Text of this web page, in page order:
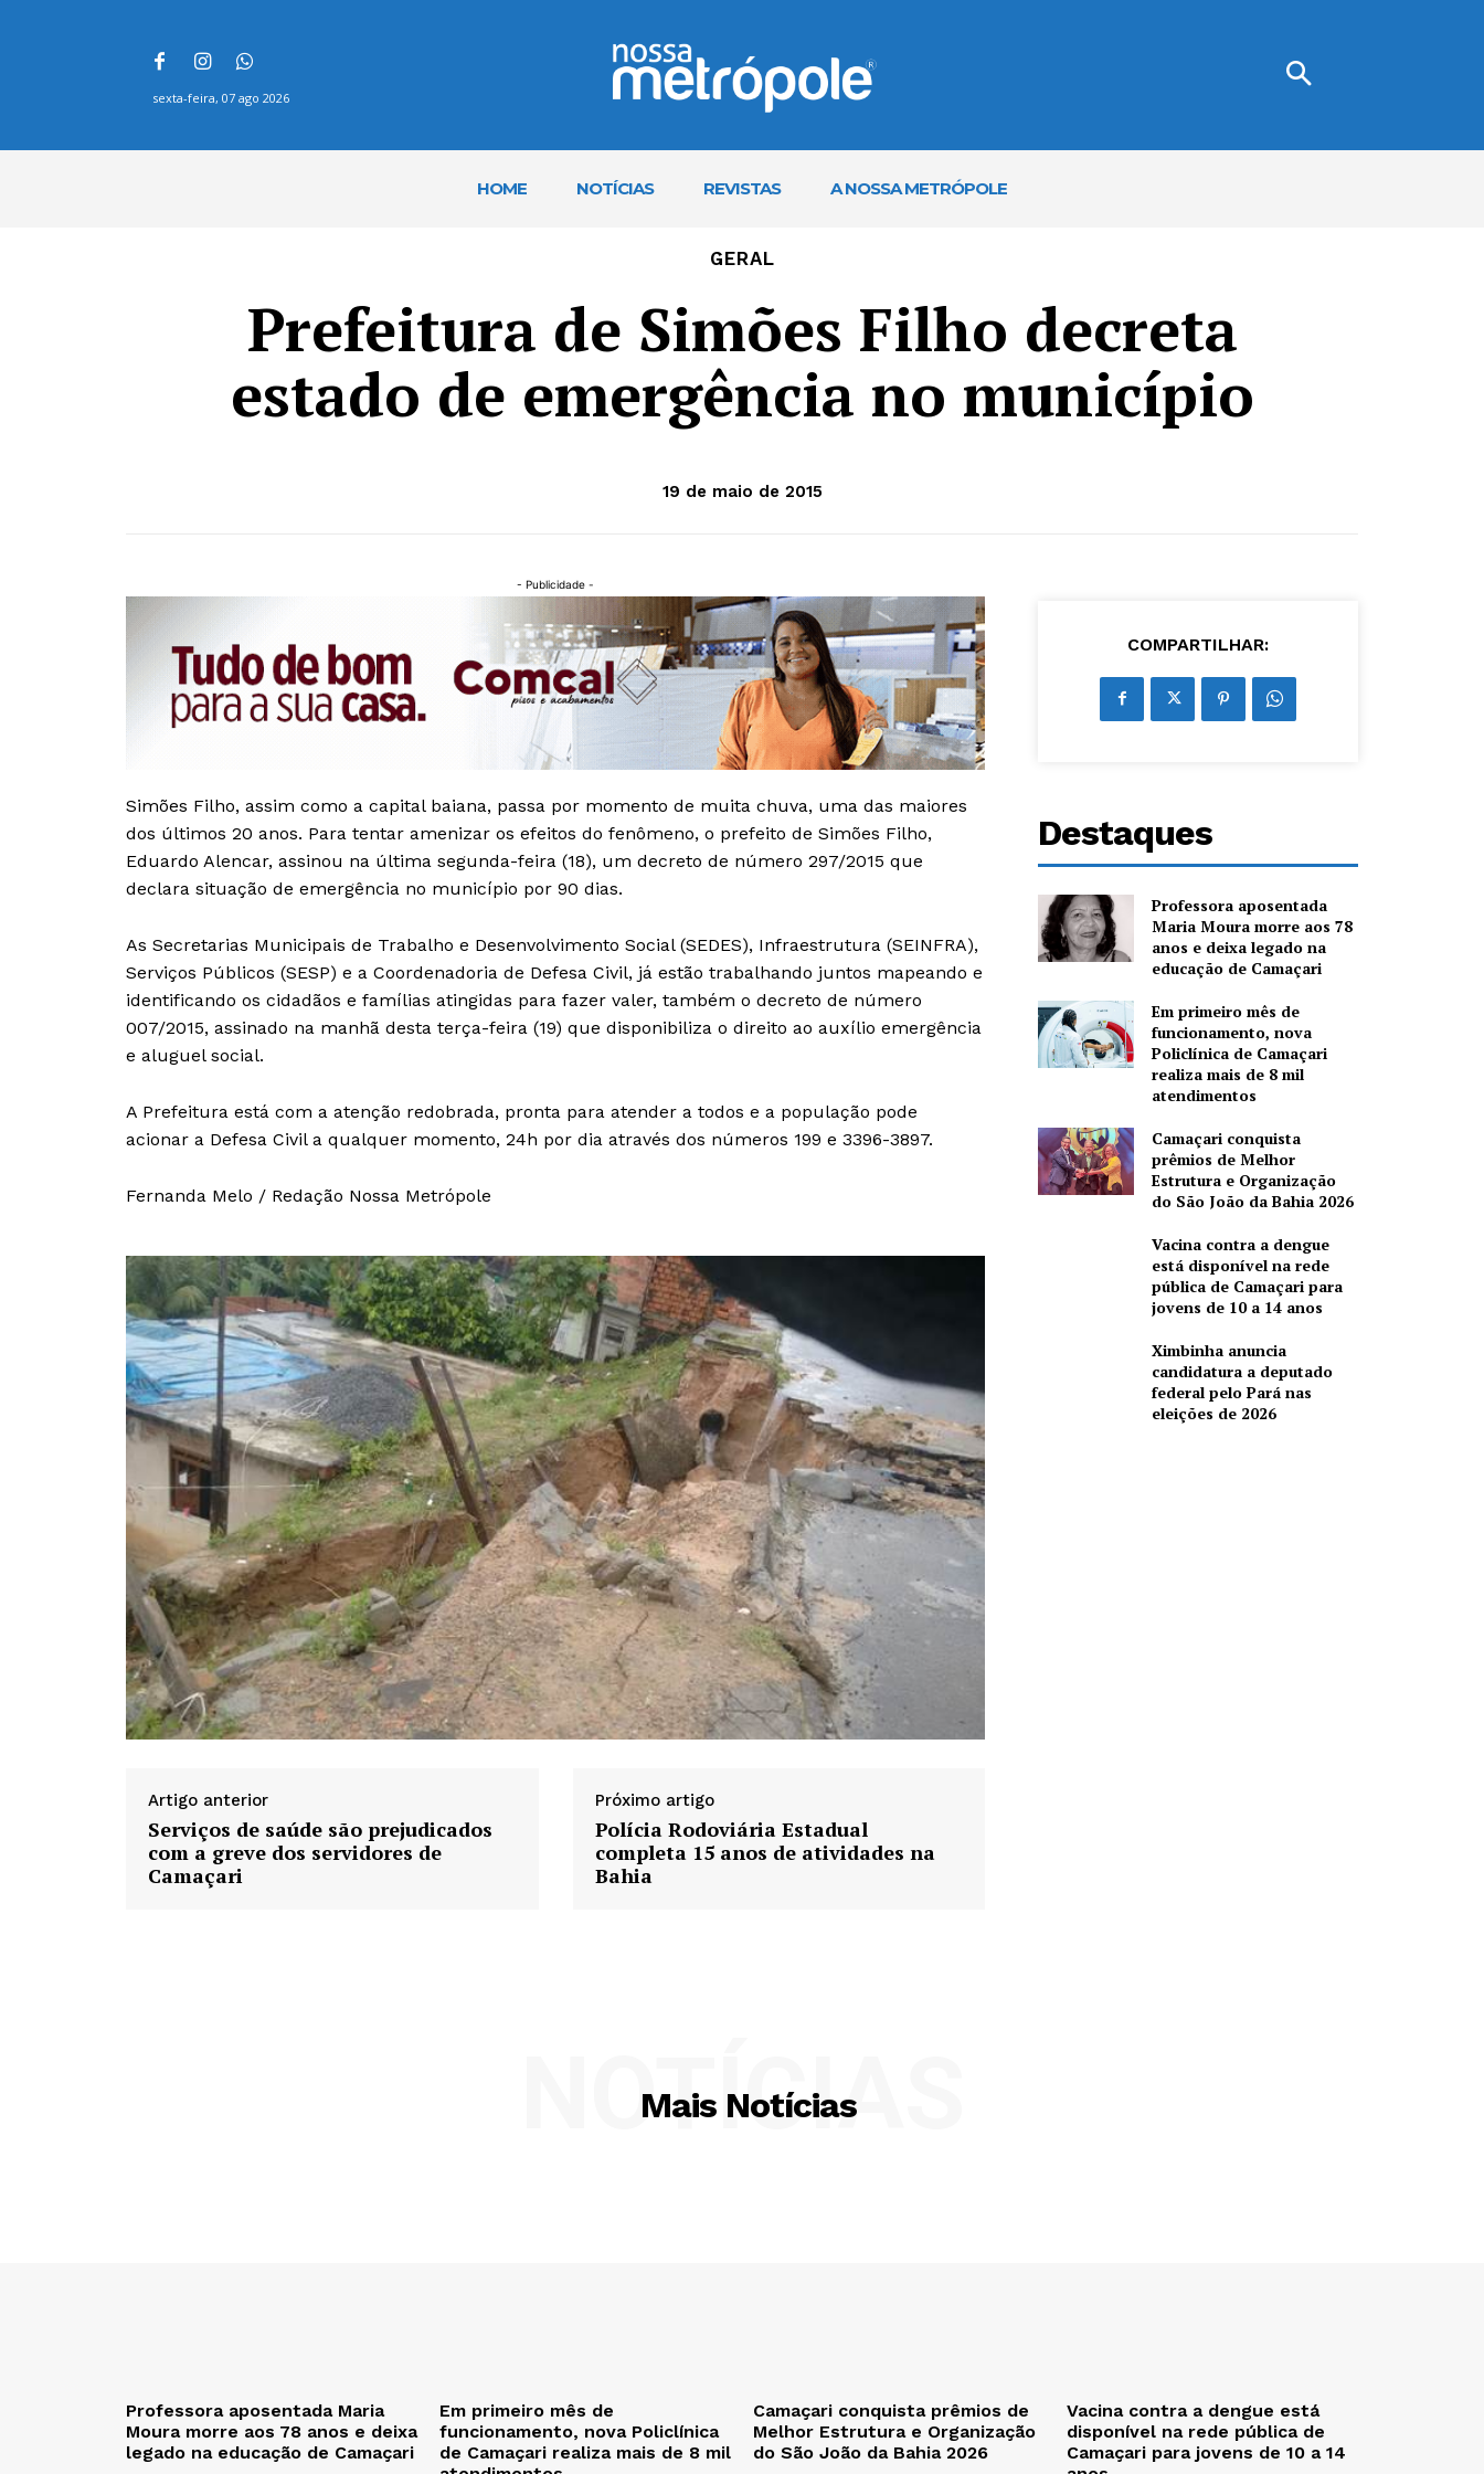
sexta-feira, 07 ago 2026
HOME NOTÍCIAS REVISTAS A NOSSA METRÓPOLE
GERAL
Prefeitura de Simões Filho decreta
estado de emergência no município
19 de maio de 2015
- Publicidade -
Simões Filho, assim como a capital baiana, passa por momento de muita chuva, uma das maiores
dos últimos 20 anos. Para tentar amenizar os efeitos do fenômeno, o prefeito de Simões Filho,
Eduardo Alencar, assinou na última segunda-feira (18), um decreto de número 297/2015 que
declara situação de emergência no município por 90 dias.
As Secretarias Municipais de Trabalho e Desenvolvimento Social (SEDES), Infraestrutura (SEINFRA),
Serviços Públicos (SESP) e a Coordenadoria de Defesa Civil, já estão trabalhando juntos mapeando e
identificando os cidadãos e famílias atingidas para fazer valer, também o decreto de número
007/2015, assinado na manhã desta terça-feira (19) que disponibiliza o direito ao auxílio emergência
e aluguel social.
A Prefeitura está com a atenção redobrada, pronta para atender a todos e a população pode
acionar a Defesa Civil a qualquer momento, 24h por dia através dos números 199 e 3396-3897.
Fernanda Melo / Redação Nossa Metrópole
Artigo anterior
Serviços de saúde são prejudicados
com a greve dos servidores de
Camaçari
Próximo artigo
Polícia Rodoviária Estadual
completa 15 anos de atividades na
Bahia
COMPARTILHAR:
Destaques
Professora aposentada
Maria Moura morre aos 78
anos e deixa legado na
educação de Camaçari
Em primeiro mês de
funcionamento, nova
Policlínica de Camaçari
realiza mais de 8 mil
atendimentos
Camaçari conquista
prêmios de Melhor
Estrutura e Organização
do São João da Bahia 2026
Vacina contra a dengue
está disponível na rede
pública de Camaçari para
jovens de 10 a 14 anos
Ximbinha anuncia
candidatura a deputado
federal pelo Pará nas
eleições de 2026
Mais Notícias
NOTÍCIAS
Professora aposentada Maria
Moura morre aos 78 anos e deixa
legado na educação de Camaçari
Em primeiro mês de
funcionamento, nova Policlínica
de Camaçari realiza mais de 8 mil
Camaçari conquista prêmios de
Melhor Estrutura e Organização
do São João da Bahia 2026
Vacina contra a dengue está
disponível na rede pública de
Camaçari para jovens de 10 a 14